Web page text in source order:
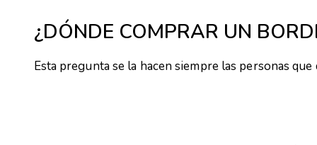
¿DÓNDE COMPRAR UN
Esta pregunta se la hacen siempre las personas